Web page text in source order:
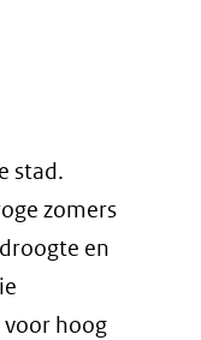
stad.
zomers
en
hoog